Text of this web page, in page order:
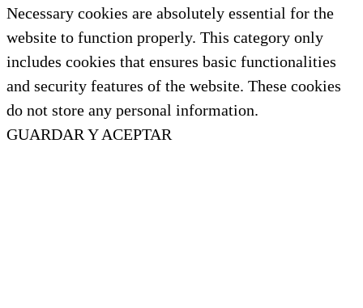
Necessary cookies are absolutely essential for the
website to function properly. This category only
includes cookies that ensures basic functionalities
and security features of the website. These cookies
do not store any personal information.
GUARDAR Y ACEPTAR